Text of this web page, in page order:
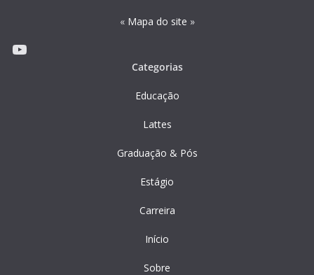
« Mapa do site »
Youtube
Categorias
Educação
Lattes
Graduação & Pós
Estágio
Carreira
Início
Sobre